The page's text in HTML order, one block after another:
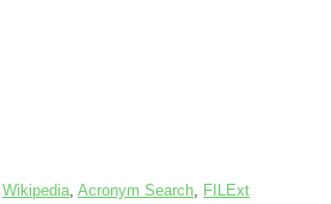
Wikipedia, Acronym Search, FILExt